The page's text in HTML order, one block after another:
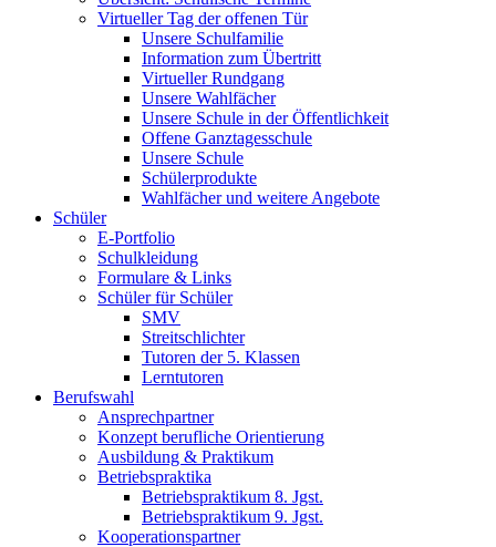
Virtueller Tag der offenen Tür
Unsere Schulfamilie
Information zum Übertritt
Virtueller Rundgang
Unsere Wahlfächer
Unsere Schule in der Öffentlichkeit
Offene Ganztagesschule
Unsere Schule
Schülerprodukte
Wahlfächer und weitere Angebote
Schüler
E-Portfolio
Schulkleidung
Formulare & Links
Schüler für Schüler
SMV
Streitschlichter
Tutoren der 5. Klassen
Lerntutoren
Berufswahl
Ansprechpartner
Konzept berufliche Orientierung
Ausbildung & Praktikum
Betriebspraktika
Betriebspraktikum 8. Jgst.
Betriebspraktikum 9. Jgst.
Kooperationspartner